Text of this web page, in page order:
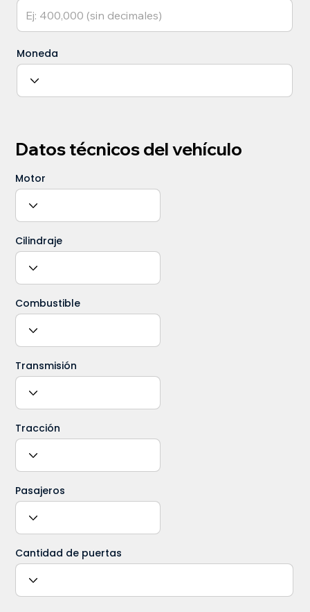
Moneda
Datos técnicos del vehículo
Motor
Cilindraje
Combustible
Transmisión
Tracción
Pasajeros
Cantidad de puertas